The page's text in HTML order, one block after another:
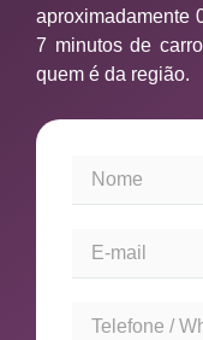
aproximadamente
7 minutos de
quem é da região.